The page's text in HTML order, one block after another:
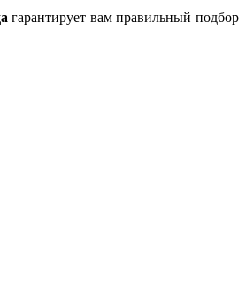
гарантирует вам правильный подбор